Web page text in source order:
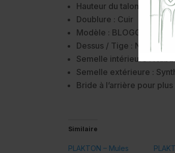
Hauteur du talon : 2 cm
Doublure : Cuir
Modèle : BLOGG
Dessus / Tige : Nubuck
Semelle intérieure :
Semelle extérieure :
Bride à l’arrière pour
Similaire
PLAKTON – Mules